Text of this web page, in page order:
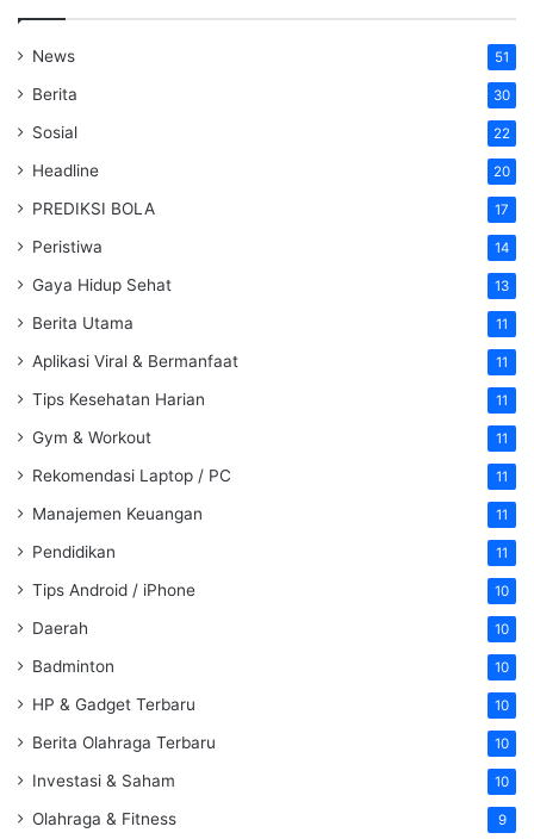
News 51
Berita 30
Sosial 22
Headline 20
PREDIKSI BOLA 17
Peristiwa 14
Gaya Hidup Sehat 13
Berita Utama 11
Aplikasi Viral & Bermanfaat 11
Tips Kesehatan Harian 11
Gym & Workout 11
Rekomendasi Laptop / PC 11
Manajemen Keuangan 11
Pendidikan 11
Tips Android / iPhone 10
Daerah 10
Badminton 10
HP & Gadget Terbaru 10
Berita Olahraga Terbaru 10
Investasi & Saham 10
Olahraga & Fitness 9